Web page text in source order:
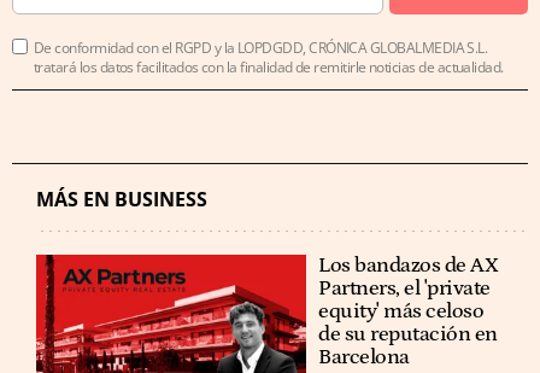
De conformidad con el RGPD y la LOPDGDD, CRÓNICA GLOBALMEDIA S.L.
tratará los datos facilitados con la finalidad de remitirle noticias de actualidad.
MÁS EN BUSINESS
Los bandazos de AX
Partners, el 'private
equity' más celoso
de su reputación en
Barcelona